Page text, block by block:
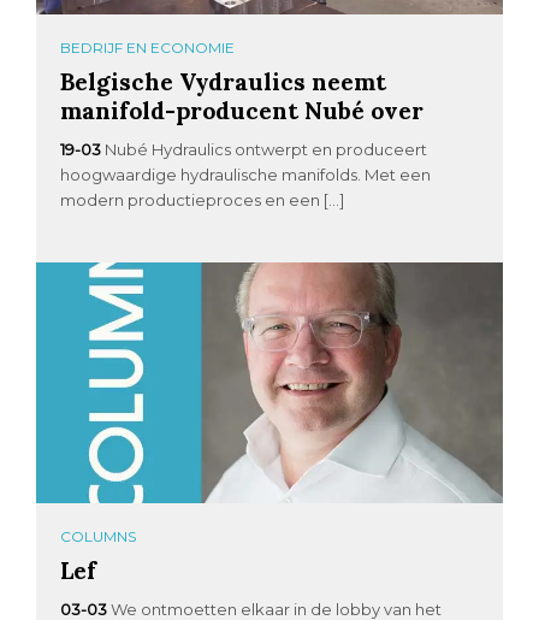
BEDRIJF EN ECONOMIE
Belgische Vydraulics neemt
manifold-producent Nubé over
19-03 Nubé Hydraulics ontwerpt en produceert
hoogwaardige hydraulische manifolds. Met een
modern productieproces en een […]
COLUMNS
Lef
03-03 We ontmoetten elkaar in de lobby van het